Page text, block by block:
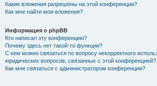
Какие вложения разрешены на этой конференции?
Как мне найти мои вложения?
Информация о phpBB
Кто написал эту конференцию?
Почему здесь нет такой-то функции?
С кем можно связаться по вопросу некорректного
юридических вопросов, связанных с этой конференцией?
Как мне связаться с администратором конференции?